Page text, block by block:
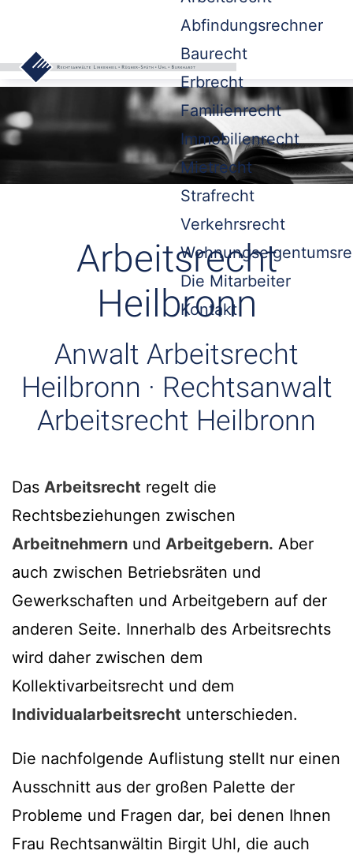
Abfindungsrechner
Baurecht
Erbrecht
Familienrecht
Immobilienrecht
Mietrecht
Strafrecht
Verkehrsrecht
Die Mitarbeiter
Kontakt
Arbeitsrecht
Heilbronn
Anwalt Arbeitsrecht
Heilbronn · Rechtsanwalt
Arbeitsrecht Heilbronn
Das Arbeitsrecht regelt die
Rechtsbeziehungen zwischen
Arbeitnehmern und Arbeitgebern. Aber
auch zwischen Betriebsräten und
Gewerkschaften und Arbeitgebern auf der
anderen Seite. Innerhalb des Arbeitsrechts
wird daher zwischen dem
Kollektivarbeitsrecht und dem
Individualarbeitsrecht unterschieden.
Die nachfolgende Auflistung stellt nur einen
Ausschnitt aus der großen Palette der
Probleme und Fragen dar, bei denen Ihnen
Frau Rechtsanwältin Birgit Uhl, die auch